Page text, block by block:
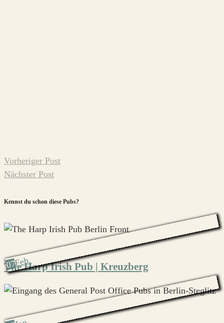
Vorheriger Post
Nächster Post
Kennst du schon diese Pubs?
07Feb.
The Harp Irish Pub | Kreuzberg